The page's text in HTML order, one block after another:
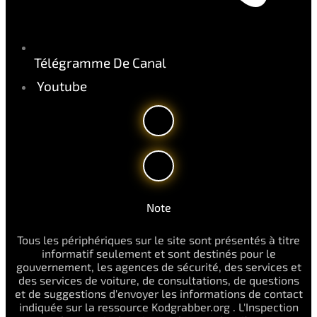
Télégramme De Canal
Youtube
Note
Tous les périphériques sur le site sont présentés à titre
informatif seulement et sont destinés pour le
gouvernement, les agences de sécurité, des services et
des services de voiture, de consultations, de questions
et de suggestions d'envoyer les informations de contact
indiquée sur la ressource Kodgrabber.org . L'Inspection